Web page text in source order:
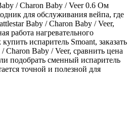
/ Charon Baby / Veer 0.6 Ом
для обслуживания вейпа, где
Baby / Charon Baby / Veer,
работа нагревательного
испаритель Smoant, заказать
Charon Baby / Veer, сравнить цена
подобрать сменный испаритель
точной и полезной для